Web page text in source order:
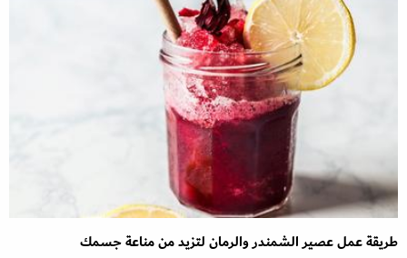
طريقة عمل عصير الشمندر والرمان لتزيد من مناعة جسمك